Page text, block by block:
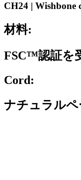
CH24 | Wishbone
材料:
FSC™認証を
Cord:
ナチュラルペ